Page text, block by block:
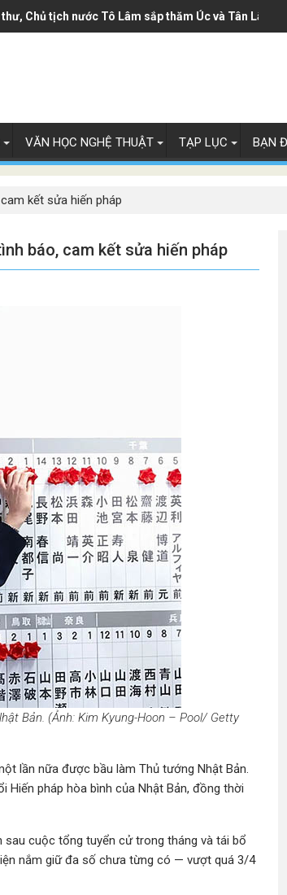
Chủ tịch nước Tô Lâm sắp thăm Úc và Tân Lây Lan
VĂN HỌC NGHỆ THUẬT TẠP LỤC BẠN
kết sửa hiến pháp
báo, cam kết sửa hiến pháp
Bản. (Ảnh: Kim Kyung-Hoon – Pool/ Getty
lần nữa được bầu làm Thủ tướng Nhật Bản.
pháp hòa bình của Nhật Bản, đồng thời
cuộc tổng tuyển cử trong tháng và tái bổ
nắm giữ đa số chưa từng có — vượt quá 3/4